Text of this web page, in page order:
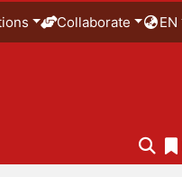
Collaborate EN